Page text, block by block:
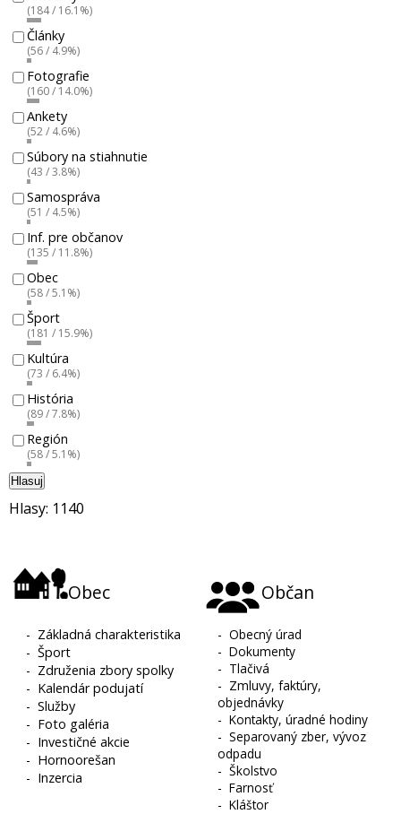
(184 / 16.1%)
Články
(56 / 4.9%)
Fotografie
(160 / 14.0%)
Ankety
(52 / 4.6%)
Súbory na stiahnutie
(43 / 3.8%)
Samospráva
(51 / 4.5%)
Inf. pre občanov
(135 / 11.8%)
Obec
(58 / 5.1%)
Šport
(181 / 15.9%)
Kultúra
(73 / 6.4%)
História
(89 / 7.8%)
Región
(58 / 5.1%)
Hlasuj
Hlasy: 1140
Obec
- Základná charakteristika
-Šport
- Združenia zbory spolky
- Kalendár podujatí
-Služby
- Foto galéria
- Investičné akcie
- Hornoorešan
- Inzercia
Občan
-Obecný úrad
-Dokumenty
- Tlačivá
- Zmluvy, faktúry,
objednávky
-Kontakty, úradné hodiny
-Separovaný zber, vývoz
odpadu
-Školstvo
-Farnosť
-Kláštor